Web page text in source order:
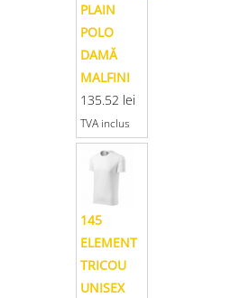
PLAIN
POLO
DAMĂ
MALFINI
135.52 lei
TVA inclus
145
ELEMENT
TRICOU
UNISEX